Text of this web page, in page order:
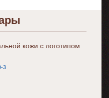
кожи с логотипом
3